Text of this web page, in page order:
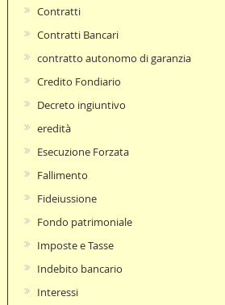
Contratti
Contratti Bancari
contratto autonomo di garanzia
Credito Fondiario
Decreto ingiuntivo
eredità
Esecuzione Forzata
Fallimento
Fideiussione
Fondo patrimoniale
Imposte e Tasse
Indebito bancario
Interessi